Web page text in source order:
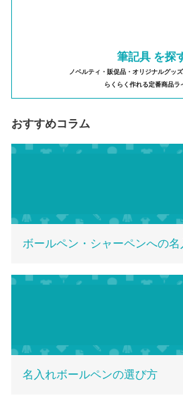
筆記具 を探
ノベルティ・販促品・オリジナルグッ
らくらく作れる定番商品ラ
おすすめコラム
ボールペン・シャーペンへの
名入れボールペンの選び方